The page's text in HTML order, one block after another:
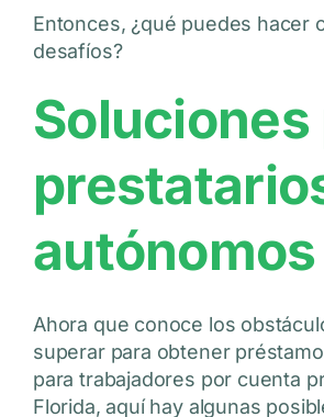
Entonces, ¿qué puedes hacer
desafíos?
Soluciones
autónomos
Ahora que conoce los
superar para obtener
para trabajadores por cuenta
Florida, aquí hay algunas